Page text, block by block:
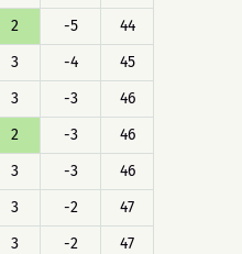
2 -5
44
3 -4
45
3 -3
46
2 -3
46
3 -3
46
3 -2
47
3 -2
47